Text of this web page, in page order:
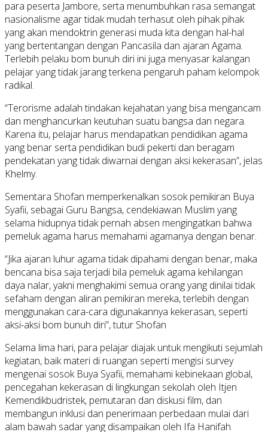
para peserta Jambore, serta menumbuhkan rasa semangat
nasionalisme agar tidak mudah terhasut oleh pihak pihak
yang akan mendoktrin generasi muda kita dengan hal-hal
yang bertentangan dengan Pancasila dan ajaran Agama.
Terlebih pelaku bom bunuh diri ini juga menyasar kalangan
pelajar yang tidak jarang terkena pengaruh paham kelompok
radikal.
“Terorisme adalah tindakan kejahatan yang bisa mengancam
dan menghancurkan keutuhan suatu bangsa dan negara.
Karena itu, pelajar harus mendapatkan pendidikan agama
yang benar serta pendidikan budi pekerti dan beragam
pendekatan yang tidak diwarnai dengan aksi kekerasan”, jelas
Khelmy.
Sementara Shofan memperkenalkan sosok pemikiran Buya
Syafii, sebagai Guru Bangsa, cendekiawan Muslim yang
selama hidupnya tidak pernah absen mengingatkan bahwa
pemeluk agama harus memahami agamanya dengan benar.
“Jika ajaran luhur agama tidak dipahami dengan benar, maka
bencana bisa saja terjadi bila pemeluk agama kehilangan
daya nalar, yakni menghakimi semua orang yang dinilai tidak
sefaham dengan aliran pemikiran mereka, terlebih dengan
menggunakan cara-cara digunakannya kekerasan, seperti
aksi-aksi bom bunuh diri”, tutur Shofan
Selama lima hari, para pelajar diajak untuk mengikuti sejumlah
kegiatan, baik materi di ruangan seperti mengisi survey
mengenai sosok Buya Syafii, memahami kebinekaan global,
pencegahan kekerasan di lingkungan sekolah oleh Itjen
Kemendikbudristek, pemutaran dan diskusi film, dan
membangun inklusi dan penerimaan perbedaan mulai dari
alam bawah sadar yang disampaikan oleh Ifa Hanifah